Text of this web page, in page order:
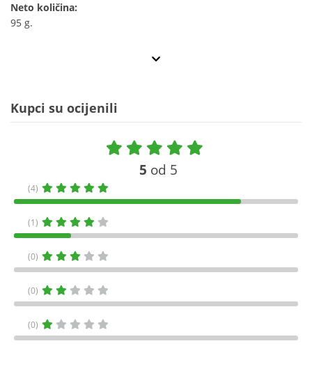
Neto količina:
95 g.
Kupci su ocijenili
5 od 5
(4)
(1)
(0)
(0)
(0)